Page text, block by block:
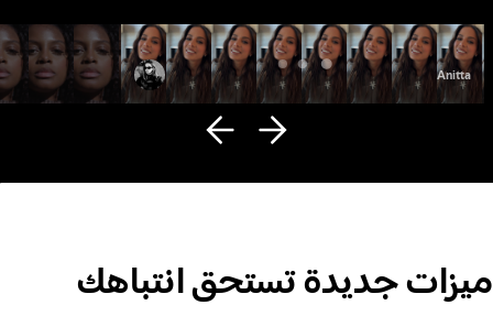
Anitta
Fana Hues
ميزات جديدة تستحق انتباهك